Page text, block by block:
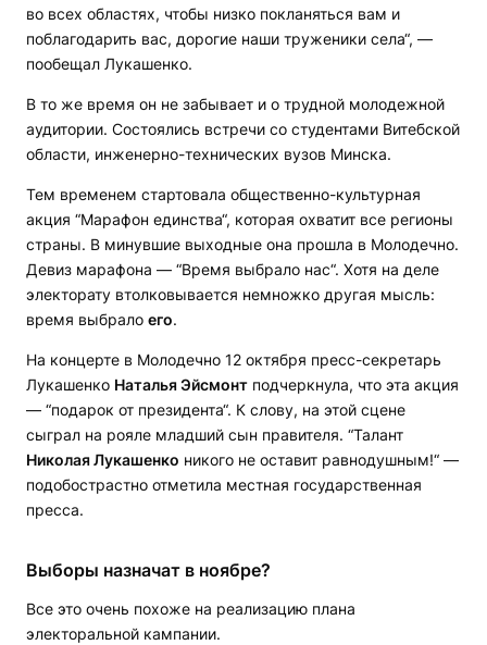
во всех областях, чтобы низко покланяться вам и
поблагодарить вас, дорогие наши труженики села“, —
пообещал Лукашенко.
В то же время он не забывает и о трудной молодежной
аудитории. Состоялись встречи со студентами Витебской
области, инженерно-технических вузов Минска.
Тем временем стартовала общественно-культурная
акция “Марафон единства“, которая охватит все регионы
страны. В минувшие выходные она прошла в Молодечно.
Девиз марафона — “Время выбрало нас“. Хотя на деле
электорату втолковывается немножко другая мысль:
время выбрало его.
На концерте в Молодечно 12 октября пресс-секретарь
Лукашенко Наталья Эйсмонт подчеркнула, что эта акция
— “подарок от президента“. К слову, на этой сцене
сыграл на рояле младший сын правителя. “Талант
Николая Лукашенко никого не оставит равнодушным!“ —
подобострастно отметила местная государственная
пресса.
Выборы назначат в ноябре?
Все это очень похоже на реализацию плана
электоральной кампании.